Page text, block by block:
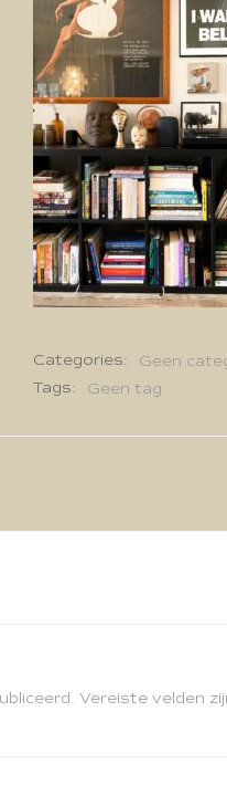
Categories:
Geen
Tags:
Geen tag
Vereiste velden